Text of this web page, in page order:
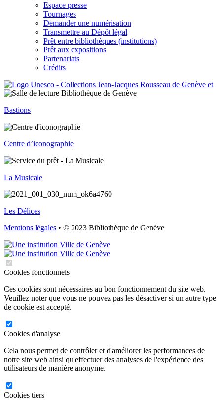
Espace presse
Tournages
Demander une numérisation
Transmettre au Dépôt légal
Prêt entre bibliothèques (institutions)
Prêt aux expositions
Partenariats
Crédits
Bastions
Centre d’iconographie
La Musicale
Les Délices
Mentions légales • © 2023 Bibliothèque de Genève
Cookies fonctionnels
Ces cookies sont nécessaires au bon fonctionnement du site web.
Veuillez noter que vous ne pouvez pas les désactiver si un autre type
de cookie est accepté.
Cookies d'analyse
Cela nous permet de contrôler et d'améliorer les performances de
notre site web ainsi qu'effectuer des analyses de l'expérience des
utilisateurs de manière anonyme.
Cookies tiers